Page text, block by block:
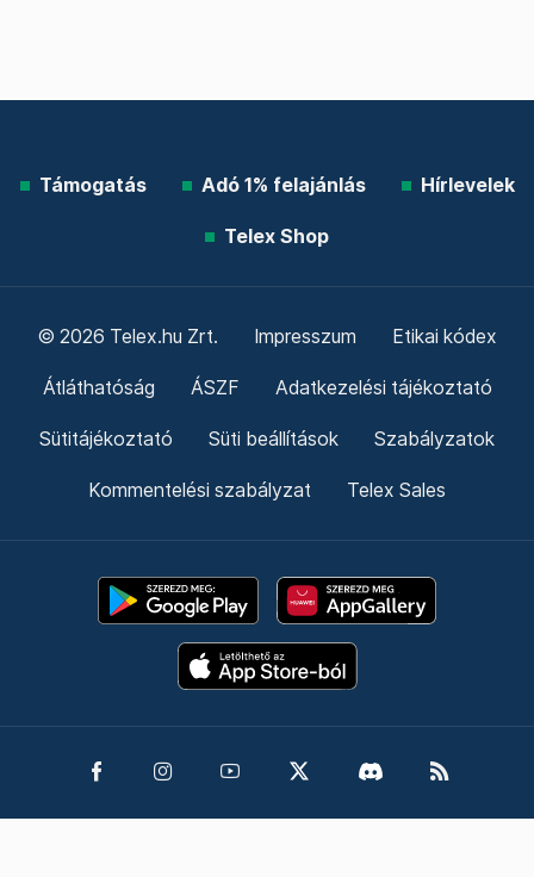
Támogatás Adó 1% felajánlás Hírlevelek
Telex Shop
© 2026 Telex.hu Zrt. Impresszum Etikai kódex
Átláthatóság ÁSZF Adatkezelési tájékoztató
Sütitájékoztató Süti beállítások Szabályzatok
Kommentelési szabályzat Telex Sales